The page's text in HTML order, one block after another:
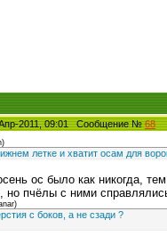
2011, 09:01 Сообщение №68
)
летке и хватит осам для
ос было как никогда,
но пчёлы с ними
)
с боков, а не сзади ?